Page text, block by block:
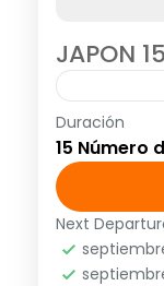
JAPON
Visitando:
Uji, Kobe,
Beppu,
Nagasaki,
Salida 20
Asia,Asia
1
Duración
15 Número
Next